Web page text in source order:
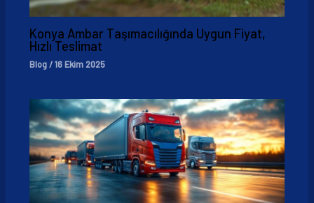
Konya Ambar Taşımacılığında Uygun Fiyat,
Hızlı Teslimat
Blog/16 Ekim 2025